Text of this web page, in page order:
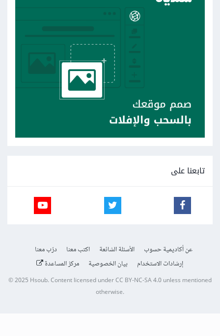
تابعنا على
عن أكاديمية حسوب الأسئلة الشائعة اكتب معنا
درّب معنا
إرشادات الاستخدام
بيان الخصوصية مركز المساعدة
© 2025 Hsoub.Content licensed underCC BY-NC-SA 4.0unless mentioned
otherwise.